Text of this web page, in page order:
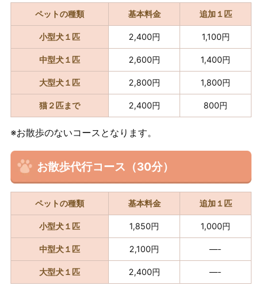
ペットの種類 基本料金 追加１匹
小型犬１匹 2,400円 1,100円
中型犬１匹 2,600円 1,400円
大型犬１匹 2,800円 1,800円
猫２匹まで 2,400円 800円
※お散歩のないコースとなります。
お散歩代行コース（30分）
ペットの種類 基本料金 追加１匹
小型犬１匹 1,850円 1,000円
中型犬１匹 2,100円 —-
大型犬１匹 2,400円 —-